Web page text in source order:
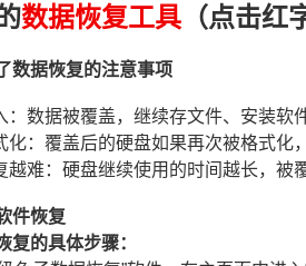
数据恢复工具 （点击红
数据恢复的注意事项
：数据被覆盖，继续存文件、安装
化：覆盖后的硬盘如果再次被格式化
越难：硬盘继续使用的时间越长，被
件恢复
复的具体步骤：